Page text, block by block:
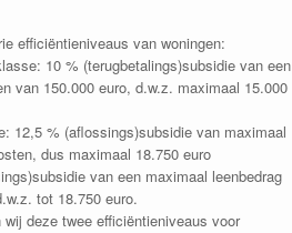
efficiëntieniveaus van woningen:
10 % (terugbetalings)subsidie van een
van 150.000 euro, d.w.z. maximaal 15.000
12,5 % (aflossings)subsidie van maximaal
dus maximaal 18.750 euro
van een maximaal leenbedrag
tot 18.750 euro.
deze twee efficiëntieniveaus voor